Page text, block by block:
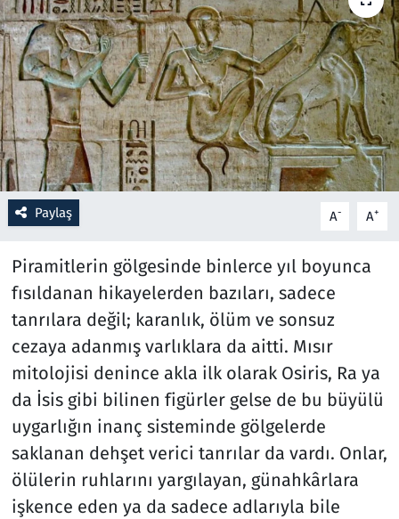
Paylaş A- A+
Piramitlerin gölgesinde binlerce yıl boyunca
fısıldanan hikayelerden bazıları, sadece
tanrılara değil; karanlık, ölüm ve sonsuz
cezaya adanmış varlıklara da aitti. Mısır
mitolojisi denince akla ilk olarak Osiris, Ra ya
da İsis gibi bilinen figürler gelse de bu büyülü
uygarlığın inanç sisteminde gölgelerde
saklanan dehşet verici tanrılar da vardı. Onlar,
ölülerin ruhlarını yargılayan, günahkârlara
işkence eden ya da sadece adlarıyla bile
Ramazan
Resmi İlanlar
Rüya Tabirleri
Sağlık
Savunma Sanayi
Spor
Teknoloji ve Bilim
Televizyon